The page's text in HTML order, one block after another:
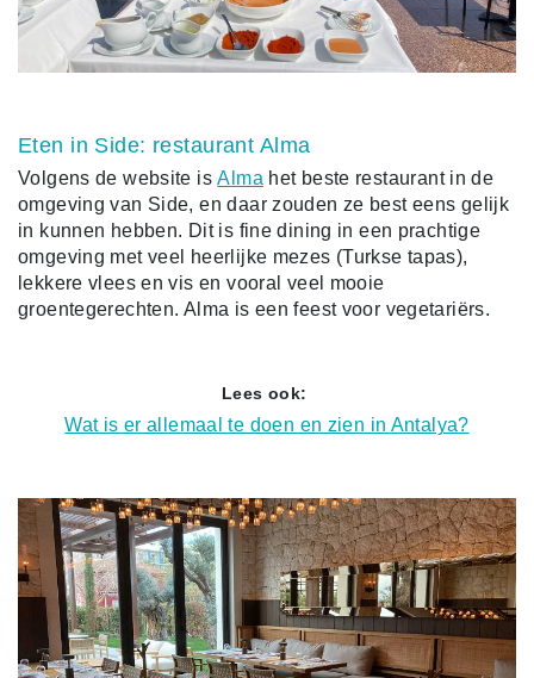
Eten in Side: restaurant Alma
Volgens de website isAlma het beste restaurant in de
omgeving van Side, en daar zouden ze best eens gelijk
in kunnen hebben. Dit is fine dining in een prachtige
omgeving met veel heerlijke mezes (Turkse tapas),
lekkere vlees en vis en vooral veel mooie
groentegerechten. Alma is een feest voor vegetariërs.
Lees ook:
Wat is er allemaal te doen en zien in Antalya?